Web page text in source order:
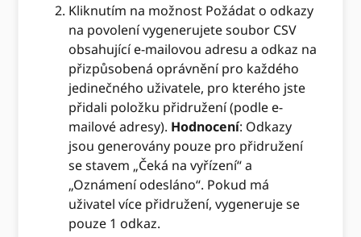
Kliknutím na možnost Požádat o odkazy
na povolení vygenerujete soubor CSV
obsahující e-mailovou adresu a odkaz na
přizpůsobená oprávnění pro každého
jedinečného uživatele, pro kterého jste
přidali položku přidružení (podle e-
mailové adresy). Hodnocení: Odkazy
jsou generovány pouze pro přidružení
se stavem „Čeká na vyřízení“ a
„Oznámení odesláno“. Pokud má
uživatel více přidružení, vygeneruje se
pouze 1 odkaz.